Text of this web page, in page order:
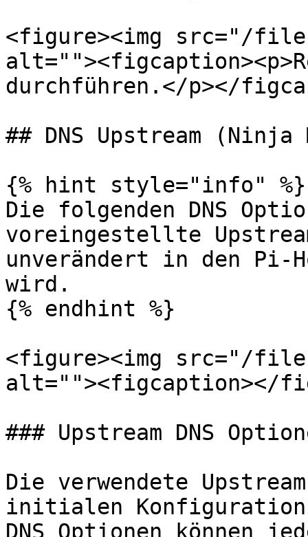
<figure><img src="/
durchführen.</p></
## DNS Upstream (Ninja
{% hint style="info" %}
Die folgenden DNS
voreingestellte
unverändert in den Pi-
wird.
{% endhint %}
<figure><img src="/files/
alt=""><figcaption></
### Upstream DNS
Die verwendete
initialen Konfiguration
DNS Optionen können